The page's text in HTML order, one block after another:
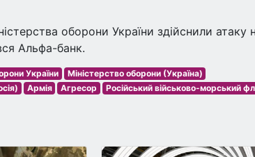
оборони України здійснили атаку
Альфа-банк.
України
Міністерство оборони (Україна)
Армія Агресор
Російський військово-морський